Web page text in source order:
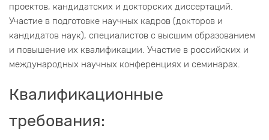
проектов, кандидатских и докторских диссертаций.
Участие в подготовке научных кадров (докторов и
кандидатов наук), специалистов с высшим образованием
и повышение их квалификации. Участие в российских и
международных научных конференциях и семинарах.
Квалификационные
требования: